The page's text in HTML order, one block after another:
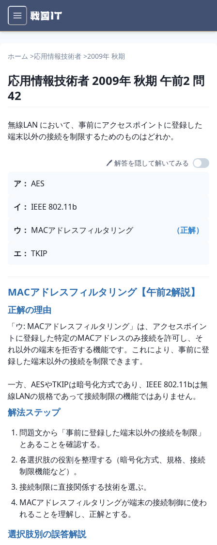
ホーム >応用情報技術者 >2009年 秋期
応用情報技術者 2009年 秋期午前2 問
42
問題文
無線LAN において、事前にアクセスポイントに登録した
端末以外の接続を制限するためのものはどれか。
🖊️ 解答を隠して解いてみる
選択肢
ア ： AES
イ ： IEEE 802.11b
ウ ： MACアドレスフィルタリング （正解）
エ ： TKIP
MACアドレスフィルタリング【午前2解説】
正解の理由
「ウ: MACアドレスフィルタリング」は、アクセスポイン
トに登録した特定のMACアドレスのみ接続を許可し、そ
れ以外の端末を拒否する機能です。これにより、事前に登
録した端末以外の接続を制限できます。
一方、AESやTKIPは暗号化方式であり、IEEE 802.11bは無
線LANの規格であって接続制限の機能ではありません。
解法ステップ
問題文から「事前に登録した端末以外の接続を制限」
とあることを確認する。
各選択肢の役割を整理する（暗号化方式、規格、接続
制限機能など）。
接続制限に直接関係する技術を選ぶ。
MACアドレスフィルタリングが端末の接続制御に使わ
れることを理解し、正解とする。
選択肢別の誤答解説